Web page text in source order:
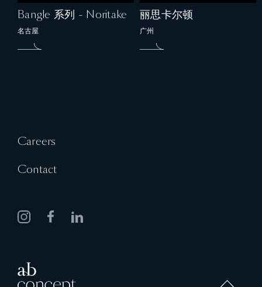
Bangle 系列 - Noritake
名古屋
丽思卡尔顿
广州
Careers
Contact